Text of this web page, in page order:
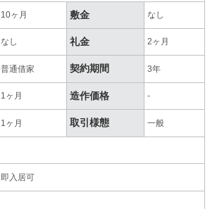
10ヶ月 敷金 なし
なし 礼金 2ヶ月
普通借家 契約期間 3年
1ヶ月 造作価格 -
1ヶ月 取引様態 一般
即入居可